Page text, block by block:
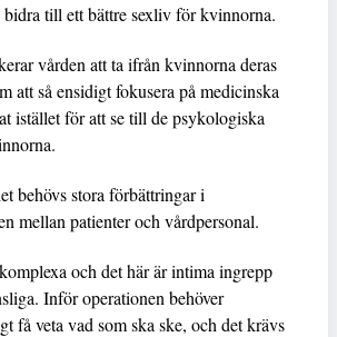
bidra till ett bättre sexliv för kvinnorna.
vården att ta ifrån kvinnorna deras
att så ensidigt fokusera på medicinska
istället för att se till de psykologiska
behövs stora förbättringar i
mellan patienter och vårdpersonal.
och det här är intima ingrepp
Inför operationen behöver
få veta vad som ska ske, och det krävs